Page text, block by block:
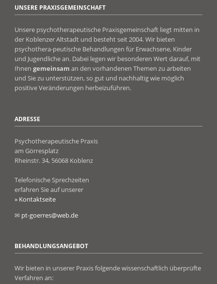
UNSERE PRAXISGEMEINSCHAFT
Unsere psychotherapeutische Praxisgemeinschaft liegt mitten in
der Koblenzer Altstadt und besteht seit 2004. Wir bieten
psychothera-peutische Behandlungen für Erwachsene, Kinder
und Jugendliche an. Dabei legen wir besonderen Wert darauf, mit
Ihnen gemeinsam an den vorhandenen Themen zu arbeiten
und Sie zu unterstützen, so gut und nachhaltig wie möglich
positive Veränderungen herbeizuführen.
ADRESSE
Psychotherapeutische Praxis
am Görresplatz
Rheinstr. 34, 56068 Koblenz
Telefonische Sprechzeiten
erfahren Sie auf unserer
» Kontaktseite
✉ pt-goerres@web.de
BEHANDLUNGSANGEBOT
Wir bieten in unserer Praxis folgende wissenschaftlich überprüfte
Verfahren an: